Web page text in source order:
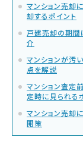
マンション売却
却するポイント
戸建売却の期間
介
マンションが汚
点を解説
マンション査定
定時に見られる
マンション売却
開策